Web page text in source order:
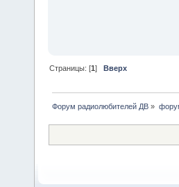
Страницы: [1]Вверх
Форум радиолюбителей ДВ »